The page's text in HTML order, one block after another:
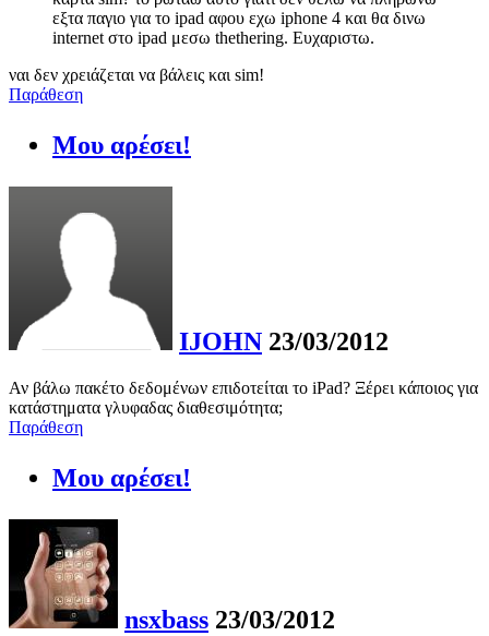
εξτα παγιο για το ipad αφου εχω iphone 4 και θα δινω
internet στο ipad μεσω thethering. Ευχαριστω.
ναι δεν χρειάζεται να βάλεις και sim!
Παράθεση
Μου αρέσει!
IJOHN 23/03/2012
Αν βάλω πακέτο δεδομένων επιδοτείται το iPad? Ξέρει κάποιος για
κατάστηματα γλυφαδας διαθεσιμότητα;
Παράθεση
Μου αρέσει!
nsxbass 23/03/2012